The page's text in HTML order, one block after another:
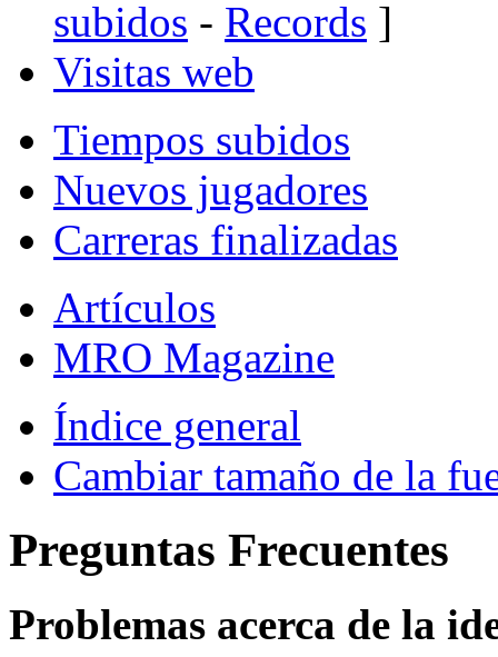
subidos - Records ]
Visitas web
Tiempos subidos
Nuevos jugadores
Carreras finalizadas
Artículos
MRO Magazine
Índice general
Cambiar tamaño de la
Preguntas Frecuentes
Problemas acerca de la